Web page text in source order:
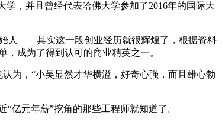
，并且曾经代表哈佛大学参加了2016年的国际大
始人——其实这一段创业经历就很辉煌了，根据资料
，成为了得到认可的商业精英之一。
认为，“小吴显然才华横溢，好奇心强，而且雄心勃
亿元年薪”挖角的那些工程师就知道了。